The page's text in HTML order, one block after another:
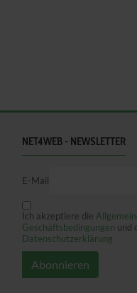
NET4WEB - NEWSLETTER
E-Mail
Ich akzeptiere die
Geschäftsbedingungen und
Datenschutzerklärung